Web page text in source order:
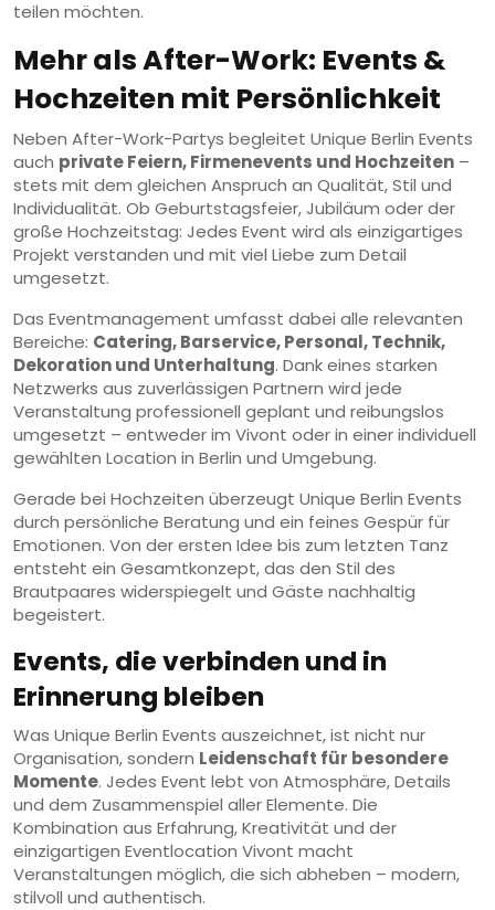
teilen möchten.
Mehr als After-Work: Events &
Hochzeiten mit Persönlichkeit
Neben After-Work-Partys begleitet Unique Berlin Events
auch private Feiern, Firmenevents und Hochzeiten –
stets mit dem gleichen Anspruch an Qualität, Stil und
Individualität. Ob Geburtstagsfeier, Jubiläum oder der
große Hochzeitstag: Jedes Event wird als einzigartiges
Projekt verstanden und mit viel Liebe zum Detail
umgesetzt.
Das Eventmanagement umfasst dabei alle relevanten
Bereiche: Catering, Barservice, Personal, Technik,
Dekoration und Unterhaltung. Dank eines starken
Netzwerks aus zuverlässigen Partnern wird jede
Veranstaltung professionell geplant und reibungslos
umgesetzt – entweder im Vivont oder in einer individuell
gewählten Location in Berlin und Umgebung.
Gerade bei Hochzeiten überzeugt Unique Berlin Events
durch persönliche Beratung und ein feines Gespür für
Emotionen. Von der ersten Idee bis zum letzten Tanz
entsteht ein Gesamtkonzept, das den Stil des
Brautpaares widerspiegelt und Gäste nachhaltig
begeistert.
Events, die verbinden und in
Erinnerung bleiben
Was Unique Berlin Events auszeichnet, ist nicht nur
Organisation, sondern Leidenschaft für besondere
Momente. Jedes Event lebt von Atmosphäre, Details
und dem Zusammenspiel aller Elemente. Die
Kombination aus Erfahrung, Kreativität und der
einzigartigen Eventlocation Vivont macht
Veranstaltungen möglich, die sich abheben – modern,
stilvoll und authentisch.